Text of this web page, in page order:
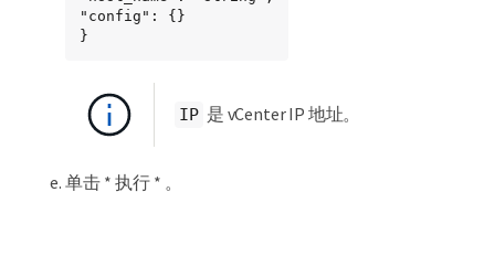
"config": {}
}
IP 是 vCenter IP 地址。
单击 * 执行 * 。